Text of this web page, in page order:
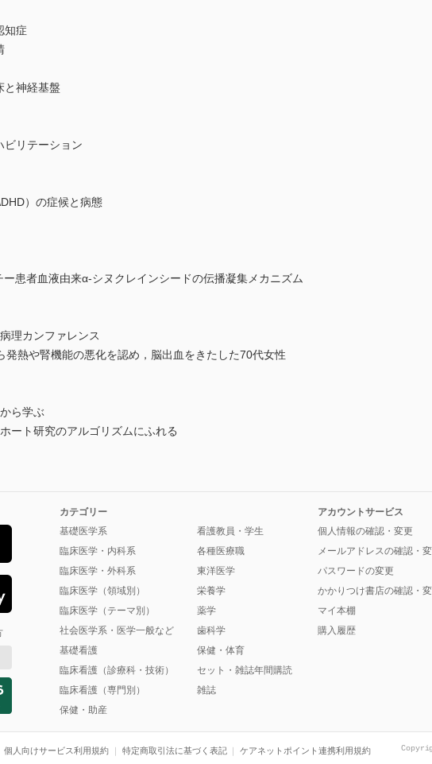
知症
と神経基盤
ビリテーション
）の症候と病態
患者血液由来α-シヌクレインシードの伝播凝集メカニズム
理カンファレンス
熱や腎機能の悪化を認め，脳出血をきたした70代女性
ら学ぶ
ート研究のアルゴリズムにふれる
カテゴリー
基礎医学系
臨床医学・内科系
臨床医学・外科系
臨床医学（領域別）
臨床医学（テーマ別）
社会医学系・医学一般など
基礎看護
臨床看護（診療科・技術）
臨床看護（専門別）
保健・助産
看護教員・学生
各種医療職
東洋医学
栄養学
薬学
歯科学
保健・体育
セット・雑誌年間購読
雑誌
アカウントサービス
個人情報の確認・変更
メールアドレスの確認・
パスワードの変更
かかりつけ書店の確認・
マイ本棚
購入履歴
個人向けサービス利用規約 特定商取引法に基づく表記 ケアネットポイント連携利用規約